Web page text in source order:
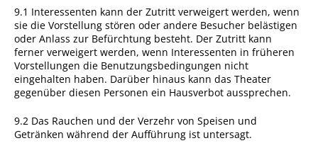
9.1 Interessenten kann der Zutritt verweigert werden, wenn
sie die Vorstellung stören oder andere Besucher belästigen
oder Anlass zur Befürchtung besteht. Der Zutritt kann
ferner verweigert werden, wenn Interessenten in früheren
Vorstellungen die Benutzungsbedingungen nicht
eingehalten haben. Darüber hinaus kann das Theater
gegenüber diesen Personen ein Hausverbot aussprechen.
9.2 Das Rauchen und der Verzehr von Speisen und
Getränken während der Aufführung ist untersagt.